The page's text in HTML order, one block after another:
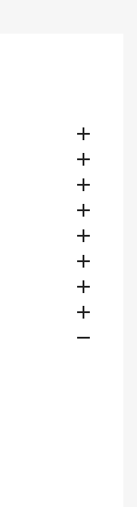








